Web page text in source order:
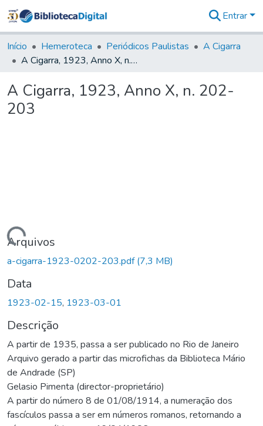
&
Coleções
Tudo na
Digital
Entrar
Início Hemeroteca Periódicos Paulistas
A Cigarra
A Cigarra, 1923, Anno X, n. 202-203
A Cigarra, 1923, Anno X, n. 202-
203
Carregando...
Arquivos
a-cigarra-1923-0202-203.pdf(7,3 MB)
Data
1923-02-15, 1923-03-01
Descrição
A partir de 1935, passa a ser publicado no Rio de Janeiro
Arquivo gerado a partir das microfichas da Biblioteca Mário
de Andrade (SP)
Gelasio Pimenta (director-proprietário)
A partir do número 8 de 01/08/1914, a numeração dos
fascículos passa a ser em números romanos, retornando a